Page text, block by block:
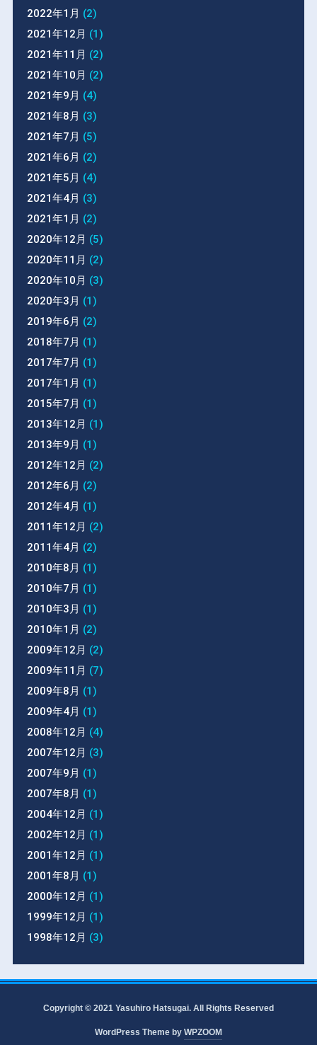
2022年1月 (2)
2021年12月 (1)
2021年11月 (2)
2021年10月 (2)
2021年9月 (4)
2021年8月 (3)
2021年7月 (5)
2021年6月 (2)
2021年5月 (4)
2021年4月 (3)
2021年1月 (2)
2020年12月 (5)
2020年11月 (2)
2020年10月 (3)
2020年3月 (1)
2019年6月 (2)
2018年7月 (1)
2017年7月 (1)
2017年1月 (1)
2015年7月 (1)
2013年12月 (1)
2013年9月 (1)
2012年12月 (2)
2012年6月 (2)
2012年4月 (1)
2011年12月 (2)
2011年4月 (2)
2010年8月 (1)
2010年7月 (1)
2010年3月 (1)
2010年1月 (2)
2009年12月 (2)
2009年11月 (7)
2009年8月 (1)
2009年4月 (1)
2008年12月 (4)
2007年12月 (3)
2007年9月 (1)
2007年8月 (1)
2004年12月 (1)
2002年12月 (1)
2001年12月 (1)
2001年8月 (1)
2000年12月 (1)
1999年12月 (1)
1998年12月 (3)
Copyright © 2021 Yasuhiro Hatsugai. All Rights Reserved
WordPress Theme by WPZOOM